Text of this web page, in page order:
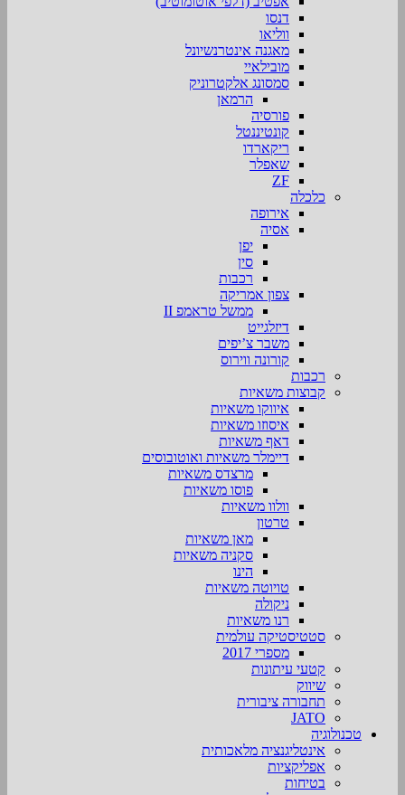
דנסו
ווליאו
מאגנה אינטרנשיונל
מובילאיי
סמסונג אלקטרוניק
הרמאן
פורסיה
קונטיננטל
ריקארדו
שאפלר
ZF
כלכלה
אירופה
אסיה
יפן
סין
רכבות
צפון אמריקה
ממשל טראמפ II
דיזלגייט
משבר צ’יפים
קורונה ווירוס
רכבות
קבוצות משאיות
איווקו משאיות
איסוזו משאיות
דאף משאיות
דיימלר משאיות ואוטובוסים
מרצדס משאיות
פוסו משאיות
וולוו משאיות
טרטון
מאן משאיות
סקניה משאיות
הינו
טויוטה משאיות
ניקולה
רנו משאיות
סטטיסטיקה עולמית
מספרי 2017
קטעי עיתונות
שיווק
תחבורה ציבורית
JATO
טכנולוגיה
אינטליגנציה מלאכותית
אפליקציות
בטיחות